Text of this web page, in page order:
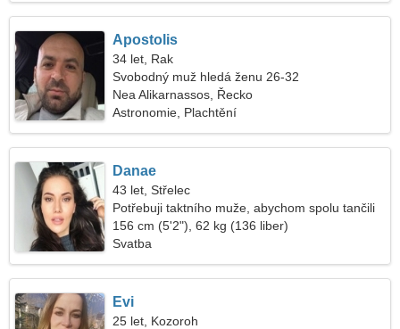
Apostolis
34 let, Rak
Svobodný muž hledá ženu 26-32
Nea Alikarnassos, Řecko
Astronomie, Plachtění
Danae
43 let, Střelec
Potřebuji taktního muže, abychom spolu tančili
156 cm (5'2"), 62 kg (136 liber)
Svatba
Evi
25 let, Kozoroh